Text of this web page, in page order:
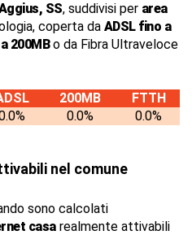
SS, suddivisi per area
coperta da ADSL fino a
200MBo da Fibra Ultraveloce
200MB
FTTH
0.0% 0.0%
nel comune
sono calcolati
casarealmente attivabili